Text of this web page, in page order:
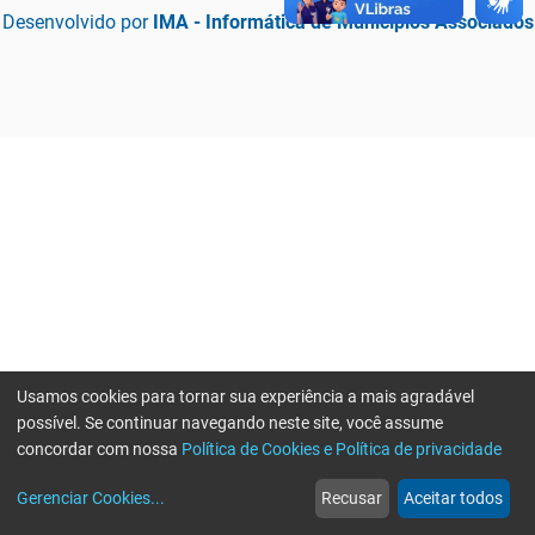
Desenvolvido por IMA - Informática de Municípios Associados
web
Notícias
more_horiz
Mais
Usamos cookies para tornar sua experiência a mais agradável
possível. Se continuar navegando neste site, você assume
concordar com nossa Política de Cookies e Política de privacidade
Gerenciar Cookies... Recusar Aceitar todos
Erro ao enviar informações, por favor tente novamente